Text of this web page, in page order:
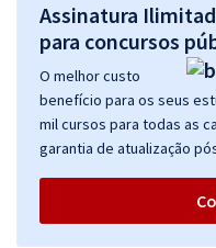
Assinatura
para concursos
O melhor custo
benefício para os seus
mil cursos para todas as
garantia de atualização